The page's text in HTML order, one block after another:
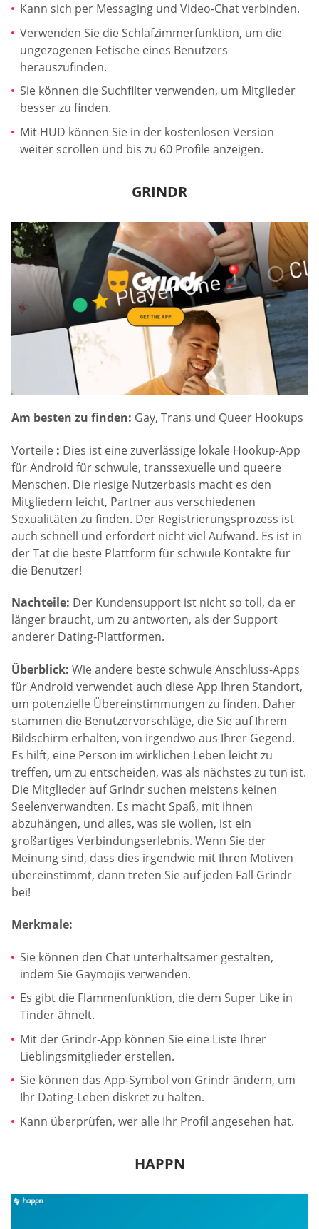
Kann sich per Messaging und Video-Chat verbinden.
Verwenden Sie die Schlafzimmerfunktion, um die
ungezogenen Fetische eines Benutzers
herauszufinden.
Sie können die Suchfilter verwenden, um Mitglieder
besser zu finden.
Mit HUD können Sie in der kostenlosen Version
weiter scrollen und bis zu 60 Profile anzeigen.
GRINDR
Am besten zu finden: Gay, Trans und Queer Hookups
Vorteile : Dies ist eine zuverlässige lokale Hookup-App
für Android für schwule, transsexuelle und queere
Menschen. Die riesige Nutzerbasis macht es den
Mitgliedern leicht, Partner aus verschiedenen
Sexualitäten zu finden. Der Registrierungsprozess ist
auch schnell und erfordert nicht viel Aufwand. Es ist in
der Tat die beste Plattform für schwule Kontakte für
die Benutzer!
Nachteile: Der Kundensupport ist nicht so toll, da er
länger braucht, um zu antworten, als der Support
anderer Dating-Plattformen.
Überblick: Wie andere beste schwule Anschluss-Apps
für Android verwendet auch diese App Ihren Standort,
um potenzielle Übereinstimmungen zu finden. Daher
stammen die Benutzervorschläge, die Sie auf Ihrem
Bildschirm erhalten, von irgendwo aus Ihrer Gegend.
Es hilft, eine Person im wirklichen Leben leicht zu
treffen, um zu entscheiden, was als nächstes zu tun ist.
Die Mitglieder auf Grindr suchen meistens keinen
Seelenverwandten. Es macht Spaß, mit ihnen
abzuhängen, und alles, was sie wollen, ist ein
großartiges Verbindungserlebnis. Wenn Sie der
Meinung sind, dass dies irgendwie mit Ihren Motiven
übereinstimmt, dann treten Sie auf jeden Fall Grindr
bei!
Merkmale:
Sie können den Chat unterhaltsamer gestalten,
indem Sie Gaymojis verwenden.
Es gibt die Flammenfunktion, die dem Super Like in
Tinder ähnelt.
Mit der Grindr-App können Sie eine Liste Ihrer
Lieblingsmitglieder erstellen.
Sie können das App-Symbol von Grindr ändern, um
Ihr Dating-Leben diskret zu halten.
Kann überprüfen, wer alle Ihr Profil angesehen hat.
HAPPN